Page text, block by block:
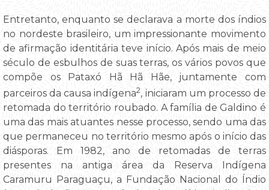
Entretanto, enquanto se declarava a morte dos índios
no nordeste brasileiro, um impressionante movimento
de afirmação identitária teve início. Após mais de meio
século de esbulhos de suas terras, os vários povos que
compõe os Pataxó Hã Hã Hãe, juntamente com
parceiros da causa indígena2, iniciaram um processo de
retomada do território roubado. A família de Galdino é
uma das mais atuantes nesse processo, sendo uma das
que permaneceu no território mesmo após o início das
diásporas. Em 1982, ano de retomadas de terras
presentes na antiga área da Reserva Indígena
Caramuru Paraguaçu, a Fundação Nacional do Índio